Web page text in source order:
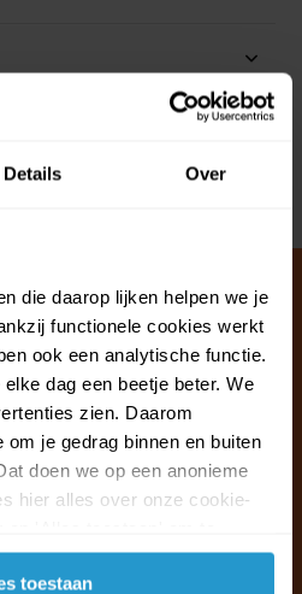
Details Over
die daarop lijken helpen we je
functionele cookies werkt
ook een analytische functie.
dag een beetje beter. We
zien. Daarom
je gedrag binnen en buiten
doen we op een anonieme
hier alles over onze cookie-
toestaan
& FAQ
u klaar.
van 09:30 - 16:00 telefonisch